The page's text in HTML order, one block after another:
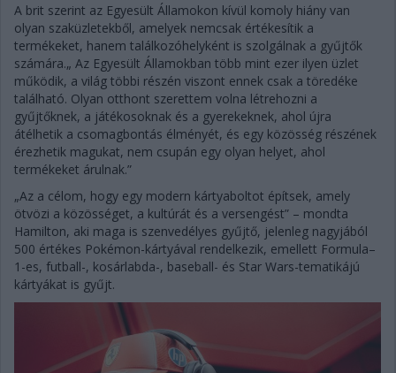
A brit szerint az Egyesült Államokon kívül komoly hiány van
olyan szaküzletekből, amelyek nemcsak értékesítik a
termékeket, hanem találkozóhelyként is szolgálnak a gyűjtők
számára.„ Az Egyesült Államokban több mint ezer ilyen üzlet
működik, a világ többi részén viszont ennek csak a töredéke
található. Olyan otthont szerettem volna létrehozni a
gyűjtőknek, a játékosoknak és a gyerekeknek, ahol újra
átélhetik a csomagbontás élményét, és egy közösség részének
érezhetik magukat, nem csupán egy olyan helyet, ahol
termékeket árulnak.”
„Az a célom, hogy egy modern kártyaboltot építsek, amely
ötvözi a közösséget, a kultúrát és a versengést” – mondta
Hamilton, aki maga is szenvedélyes gyűjtő, jelenleg nagyjából
500 értékes Pokémon-kártyával rendelkezik, emellett Formula–
1-es, futball-, kosárlabda-, baseball- és Star Wars-tematikájú
kártyákat is gyűjt.